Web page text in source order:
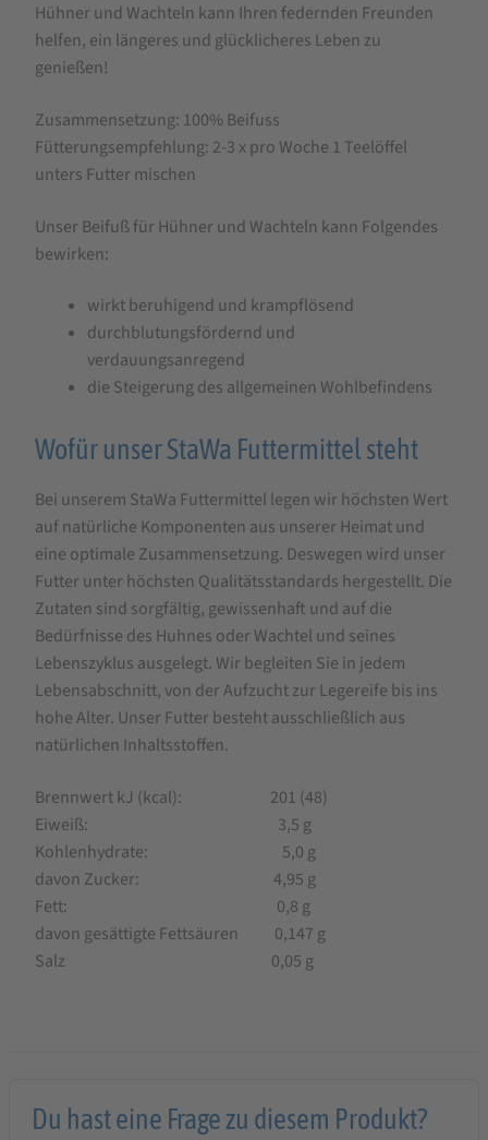
Hühner und Wachteln kann Ihren federnden Freunden
helfen, ein längeres und glücklicheres Leben zu
genießen!
Zusammensetzung: 100% Beifuss
Fütterungsempfehlung: 2-3 x pro Woche 1 Teelöffel
unters Futter mischen
Unser Beifuß für Hühner und Wachteln kann Folgendes
bewirken:
wirkt beruhigend und krampflösend
durchblutungsfördernd und
verdauungsanregend
die Steigerung des allgemeinen Wohlbefindens
Wofür unser StaWa Futtermittel steht
Bei unserem StaWa Futtermittel legen wir höchsten Wert
auf natürliche Komponenten aus unserer Heimat und
eine optimale Zusammensetzung. Deswegen wird unser
Futter unter höchsten Qualitätsstandards hergestellt. Die
Zutaten sind sorgfältig, gewissenhaft und auf die
Bedürfnisse des Huhnes oder Wachtel und seines
Lebenszyklus ausgelegt. Wir begleiten Sie in jedem
Lebensabschnitt, von der Aufzucht zur Legereife bis ins
hohe Alter. Unser Futter besteht ausschließlich aus
natürlichen Inhaltsstoffen.
Brennwert kJ (kcal): 201 (48)
Eiweiß: 3,5 g
Kohlenhydrate: 5,0 g
davon Zucker: 4,95 g
Fett: 0,8 g
davon gesättigte Fettsäuren 0,147 g
Salz 0,05 g
Du hast eine Frage zu diesem Produkt?